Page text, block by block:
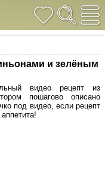
и зелёным
видео рецепт из
пошагово описано
под видео, если рецепт